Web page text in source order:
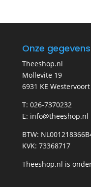
Onze gegevens
Theeshop.nl
Mollevite 19
6931 KE Westervoort
T: 026-7370232
E: info@theeshop.nl
BTW:
KVK: 73368717
Theeshop.nl is